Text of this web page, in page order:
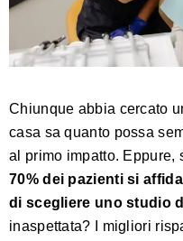
Chiunque abbia cercato
casa sa quanto possa
al primo impatto. Eppure,
70% dei pazienti si
di scegliere uno studio
inaspettata? I migliori